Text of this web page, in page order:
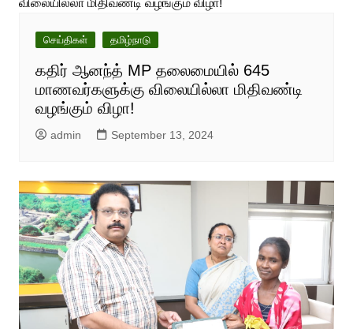
செய்திகள் தமிழ்நாடு
கதிர் ஆனந்த் MP தலைமையில் 645
மாணவர்களுக்கு விலையில்லா மிதிவண்டி
வழங்கும் விழா!
admin September 13, 2024